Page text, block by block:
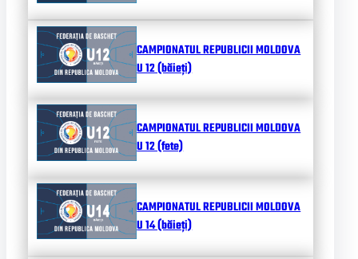
CAMPIONATUL REPUBLICII MOLDOVA
U 12 (băieți)
CAMPIONATUL REPUBLICII MOLDOVA
U 12 (fete)
CAMPIONATUL REPUBLICII MOLDOVA
U 14 (băieți)